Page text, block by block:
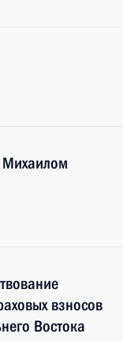
Михаилом
взносов
Востока